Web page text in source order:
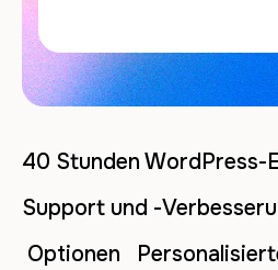
40 Stunden WordPress-
Support und -
Optionen